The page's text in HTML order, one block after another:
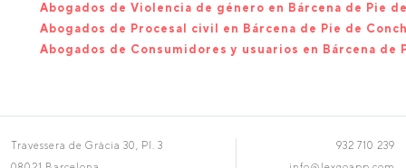
Abogados de Violencia de género en Bárcena de Pie
Abogados de Procesal civil en Bárcena de Pie de
Abogados de Consumidores y usuarios en Bárcena de
Travessera de Gràcia 30, Pl. 3
932 710 239